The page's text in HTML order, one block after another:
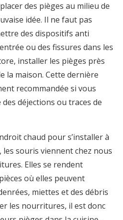
des pièges au milieu de
idée. Il ne faut pas
des dispositifs anti
ou des fissures dans les
installer les pièges près
la maison. Cette dernière
recommandée si vous
déjections ou traces de
chaud pour s’installer à
les souris viennent chez nous
Elles se rendent
où elles peuvent
miettes et des débris
les nourritures, il est donc